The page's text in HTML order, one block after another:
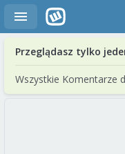
Przeglądasz tylko
Wszystkie Komentarze